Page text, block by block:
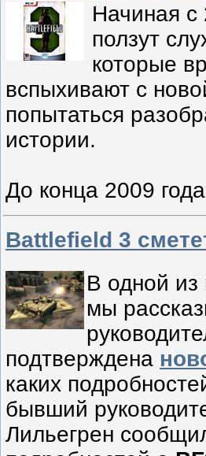
Начиная с
ползут
которые
вспыхивают с
попытаться
истории.
До конца 2009
Battlefield 3
В одной
мы
подтверждена
каких
бывший
Лильегрен